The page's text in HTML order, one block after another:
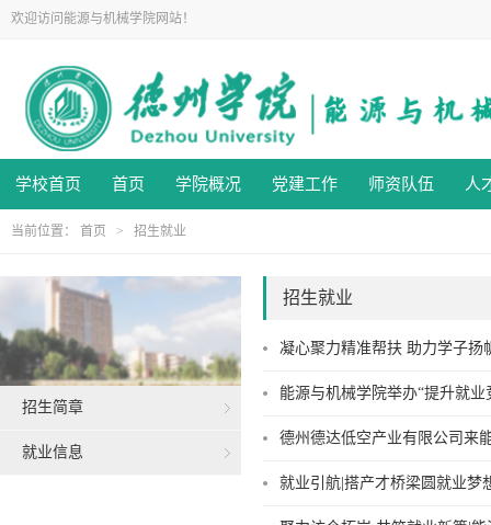
欢迎访问能源与机械学院网站！
学校首页 首页 学院概况 党建工作 师资队伍 人
当前位置： 首页 > 招生就业
招生简章
就业信息
招生就业
凝心聚力精准帮扶 助力学子
能源与机械学院举办“提升就业
德州德达低空产业有限公司来
就业引航|搭产才桥梁圆就业